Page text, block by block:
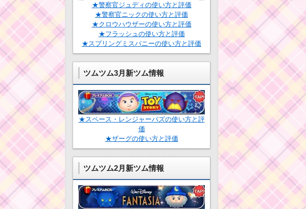
★警察官ジュディの使い方と評価
★警察官ニックの使い方と評価
★クロウハウザーの使い方と評価
★フラッシュの使い方と評価
★スプリングミスバニーの使い方と評価
ツムツム3月新ツム情報
★スペース・レンジャーバズの使い方と評
価
★ザーグの使い方と評価
ツムツム2月新ツム情報